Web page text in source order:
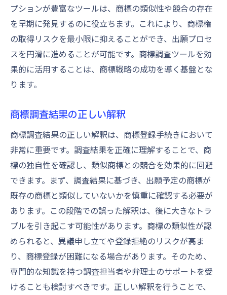
プションが豊富なツールは、商標の類似性や競合の存在
を早期に発見するのに役立ちます。これにより、商標権
の取得リスクを最小限に抑えることができ、出願プロセ
スを円滑に進めることが可能です。商標調査ツールを効
果的に活用することは、商標戦略の成功を導く基盤とな
ります。
商標調査結果の正しい解釈
商標調査結果の正しい解釈は、商標登録手続きにおいて
非常に重要です。調査結果を正確に理解することで、商
標の独自性を確認し、類似商標との競合を効果的に回避
できます。まず、調査結果に基づき、出願予定の商標が
既存の商標と類似していないかを慎重に確認する必要が
あります。この段階での誤った解釈は、後に大きなトラ
ブルを引き起こす可能性があります。商標の類似性が認
められると、異議申し立てや登録拒絶のリスクが高ま
り、商標登録が困難になる場合があります。そのため、
専門的な知識を持つ調査担当者や弁理士のサポートを受
けることも検討すべきです。正しい解釈を行うことで、